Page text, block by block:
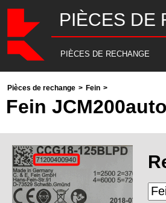
PIÈCES DE
PIÈCES DE RECHANGE
Pièces de rechange > Fein >
Fein JCM200auto